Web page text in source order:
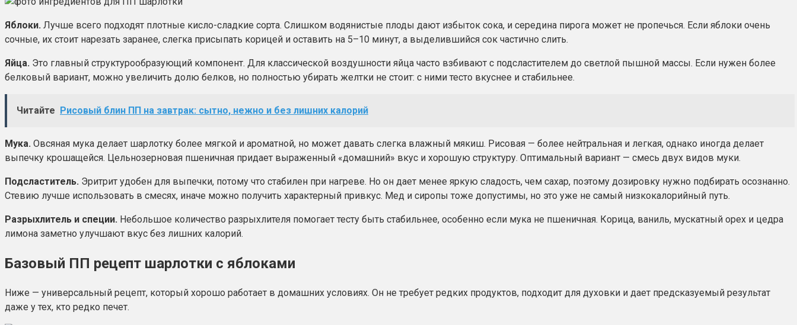
Яблоки. Лучше всего подходят плотные кисло-сладкие сорта. Слишком водянистые плоды дают избыток сока, и середина пирога может не пропечься. Если яблоки очень
сочные, их стоит нарезать заранее, слегка присыпать корицей и оставить на 5–10 минут, а выделившийся сок частично слить.
Яйца. Это главный структурообразующий компонент. Для классической воздушности яйца часто взбивают с подсластителем до светлой пышной массы. Если нужен более
белковый вариант, можно увеличить долю белков, но полностью убирать желтки не стоит: с ними тесто вкуснее и стабильнее.
Читайте Рисовый блин ПП на завтрак: сытно, нежно и без лишних калорий
Мука. Овсяная мука делает шарлотку более мягкой и ароматной, но может давать слегка влажный мякиш. Рисовая — более нейтральная и легкая, однако иногда делает
выпечку крошащейся. Цельнозерновая пшеничная придает выраженный «домашний» вкус и хорошую структуру. Оптимальный вариант — смесь двух видов муки.
Подсластитель. Эритрит удобен для выпечки, потому что стабилен при нагреве. Но он дает менее яркую сладость, чем сахар, поэтому дозировку нужно подбирать осознанно.
Стевию лучше использовать в смесях, иначе можно получить характерный привкус. Мед и сиропы тоже допустимы, но это уже не самый низкокалорийный путь.
Разрыхлитель и специи. Небольшое количество разрыхлителя помогает тесту быть стабильнее, особенно если мука не пшеничная. Корица, ваниль, мускатный орех и цедра
лимона заметно улучшают вкус без лишних калорий.
Базовый ПП рецепт шарлотки с яблоками
Ниже — универсальный рецепт, который хорошо работает в домашних условиях. Он не требует редких продуктов, подходит для духовки и дает предсказуемый результат
даже у тех, кто редко печет.